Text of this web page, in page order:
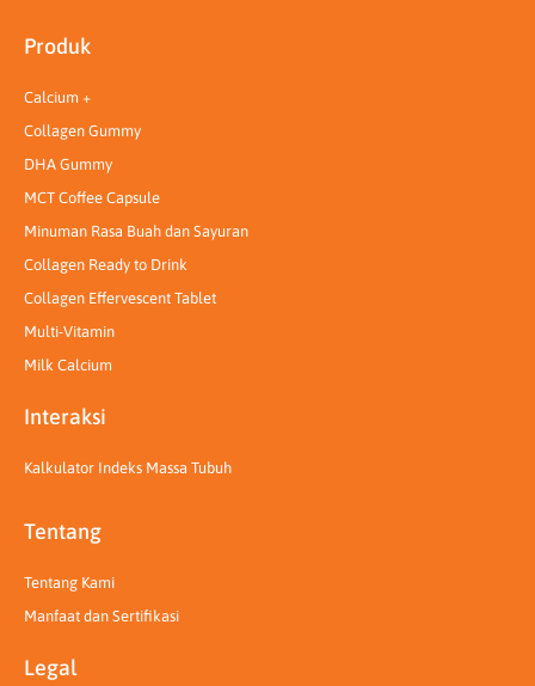
Produk
Calcium +
Collagen Gummy
DHA Gummy
MCT Coffee Capsule
Minuman Rasa Buah dan Sayuran
Collagen Ready to Drink
Collagen Effervescent Tablet
Multi-Vitamin
Milk Calcium
Interaksi
Kalkulator Indeks Massa Tubuh
Tentang
Tentang Kami
Manfaat dan Sertifikasi
Legal